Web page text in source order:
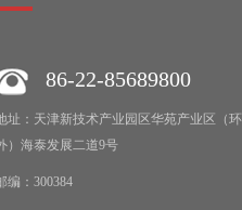
86-22-85689800
址：天津新技术产业园区华苑产业区（环
）海泰发展二道9号
编：300384